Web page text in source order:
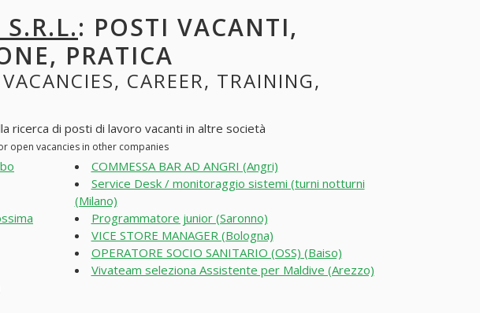
: POSTI VACANTI,
PRATICA
CAREER, TRAINING,
ricerca di posti di lavoro vacanti in altre società
open vacancies in other companies
COMMESSA BAR AD ANGRI (Angri)
Service Desk / monitoraggio sistemi (turni notturni
(Milano)
Programmatore junior (Saronno)
VICE STORE MANAGER (Bologna)
OPERATORE SOCIO SANITARIO (OSS) (Baiso)
Vivateam seleziona Assistente per Maldive (Arezzo)